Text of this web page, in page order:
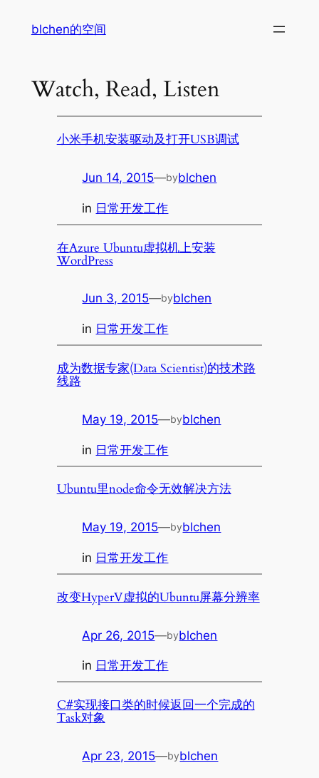
blchen的空间
Watch, Read, Listen
小米手机安装驱动及打开USB调试
Jun 14, 2015—byblchen
in 日常开发工作
在Azure Ubuntu虚拟机上安装
WordPress
Jun 3, 2015—byblchen
in 日常开发工作
成为数据专家(Data Scientist)的技术路
线路
May 19, 2015—byblchen
in 日常开发工作
Ubuntu里node命令无效解决方法
May 19, 2015—byblchen
in 日常开发工作
改变HyperV虚拟的Ubuntu屏幕分辨率
Apr 26, 2015—byblchen
in 日常开发工作
C#实现接口类的时候返回一个完成的
Task对象
Apr 23, 2015—byblchen